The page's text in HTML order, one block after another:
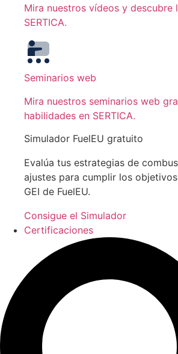
Mira nuestros vídeos y descubre
SERTICA.
Seminarios web
Mira nuestros seminarios web
habilidades en SERTICA.
Simulador FuelEU gratuito
Evalúa tus estrategias de
ajustes para cumplir los
GEI de FuelEU.
Consigue el Simulador
Certificaciones